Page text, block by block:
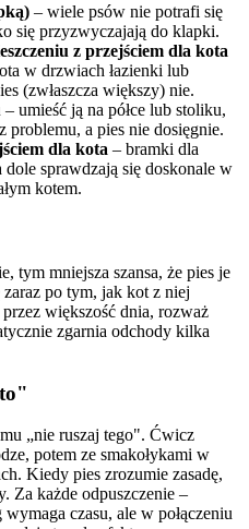
– wiele psów nie potrafi się
się przyzwyczajają do klapki.
z przejściem dla kota
w drzwiach łazienki lub
(zwłaszcza większy) nie.
– umieść ją na półce lub stoliku,
problemu, a pies nie dosięgnie.
dla kota – bramki dla
sprawdzają się doskonale w
kotem.
tym mniejsza szansa, że pies je
po tym, jak kot z niej
większość dnia, rozważ
zgarnia odchody kilka
„nie ruszaj tego". Ćwicz
potem ze smakołykami w
Kiedy pies zrozumie zasadę,
Za każde odpuszczenie –
czasu, ale w połączeniu